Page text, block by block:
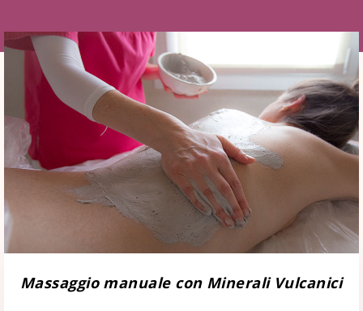
Massaggio manuale con Minerali Vulcanici